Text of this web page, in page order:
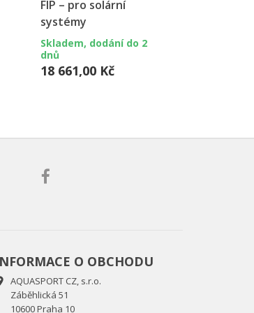
FIP – pro solární
systémy
Skladem, dodání do 2
dnů
18 661,00 Kč
O OBCHODU
AQUASPORT CZ, s.r.o.
Záběhlická 51
10600 Praha 10